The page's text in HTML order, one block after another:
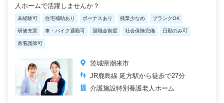
人ホームで活躍しませんか？
未経験可 住宅補助あり ボーナスあり 残業少なめ ブランクOK
研修充実 車・バイク通勤可 退職金制度 社会保険完備 日勤のみ可
准看護師可
茨城県潮来市
JR鹿島線 延方駅から徒歩で27分
介護施設特別養護老人ホーム